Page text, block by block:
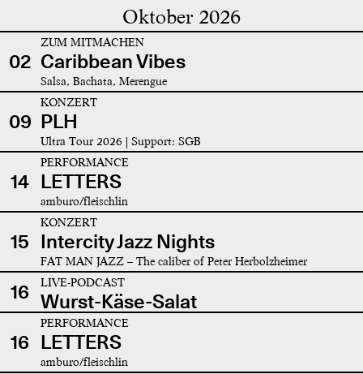
Oktober 2026
02
ZUM MITMACHEN
Caribbean Vibes
Salsa, Bachata, Merengue
09
KONZERT
PLH
Ultra Tour 2026 | Support: SGB
14
PERFORMANCE
LETTERS
amburo/fleischlin
15
KONZERT
Intercity Jazz Nights
FAT MAN JAZZ – The caliber of Peter Herbolzheimer
16 LIVE-PODCAST
Wurst-Käse-Salat
16
PERFORMANCE
LETTERS
amburo/fleischlin